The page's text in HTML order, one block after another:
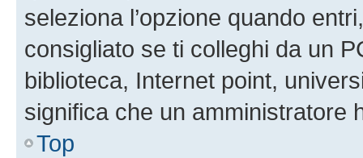
seleziona l’opzione quando
consigliato se ti colleghi da un
biblioteca, Internet point,
significa che un amministratore
Top